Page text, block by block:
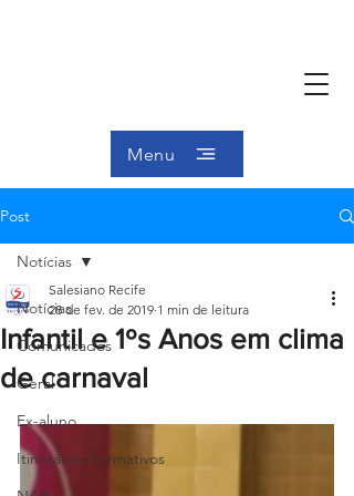
Menu
Post
Notícias
Comunicados
Geral
Ex-aluno
Itinerários Formativos
Notícias
Infantil e 1ºs Anos em clima
de carnaval
Salesiano Recife
28 de fev. de 2019 1 min de leitura